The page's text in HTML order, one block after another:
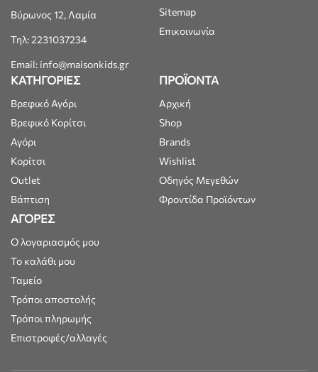
Βύρωνος 12, Λαμία
Τηλ: 2231037234
Email: info@maisonkids.gr
Sitemap
Επικοινωνία
ΚΑΤΗΓΟΡΙΕΣ
Βρεφικό Αγόρι
Βρεφικό Κορίτσι
Αγόρι
Κορίτσι
Outlet
Βάπτιση
ΠΡΟΪΟΝΤΑ
Αρχική
Shop
Brands
Wishlist
Οδηγός Μεγεθών
Φροντίδα Προϊόντων
ΑΓΟΡΕΣ
Ο λογαριασμός μου
Το καλάθι μου
Ταμείο
Τρόποι αποστολής
Τρόποι πληρωμής
Επιστροφές/αλλαγές